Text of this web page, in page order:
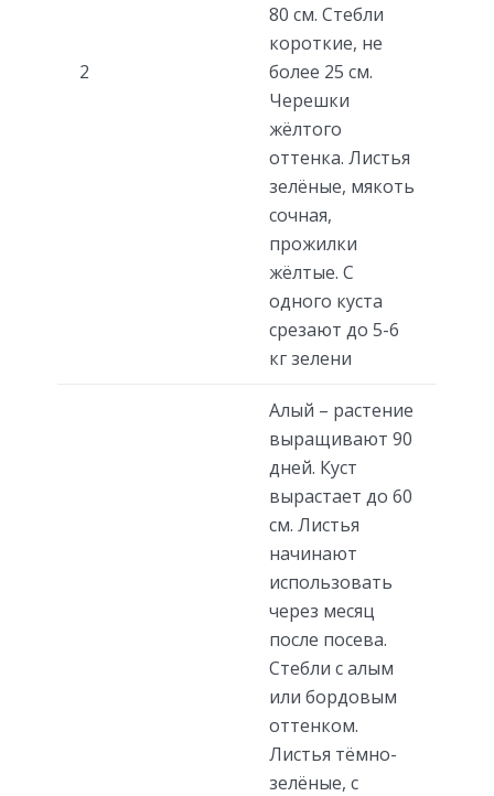
2
80 см. Стебли
короткие, не
более 25 см.
Черешки
жёлтого
оттенка. Листья
зелёные, мякоть
сочная,
прожилки
жёлтые. С
одного куста
срезают до 5-6
кг зелени
Алый – растение
выращивают 90
дней. Куст
вырастает до 60
см. Листья
начинают
использовать
через месяц
после посева.
Стебли с алым
или бордовым
оттенком.
Листья тёмно-
зелёные, с